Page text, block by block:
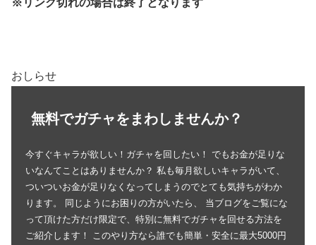
※リンク切れの場合は終了となります
おしらせ
無料でガチャをまわしませんか？
今すぐキャラが欲しい！ガチャを回したい！ でもお金が足りな
いなんてことはありませんか？ 私も毎月欲しいキャラがいて、
ついついお金が足りなくなってしまうのでとても気持ちがわか
ります。 同じようにお困りの方がいたら、 当ブログをご覧にな
って頂けた方だけ限定で、特別に無料でガチャを回せる方法を
ご紹介します！ このやり方なら誰でも簡単・安全に最大5000円